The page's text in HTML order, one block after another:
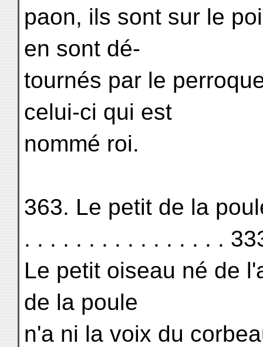
paon, ils sont sur le
en sont dé-
tournés par le
celui-ci qui est
nommé roi.
363. Le petit de la
. . . . . . . . . . . . . . . .
Le petit oiseau né de
de la poule
n'a ni la voix du